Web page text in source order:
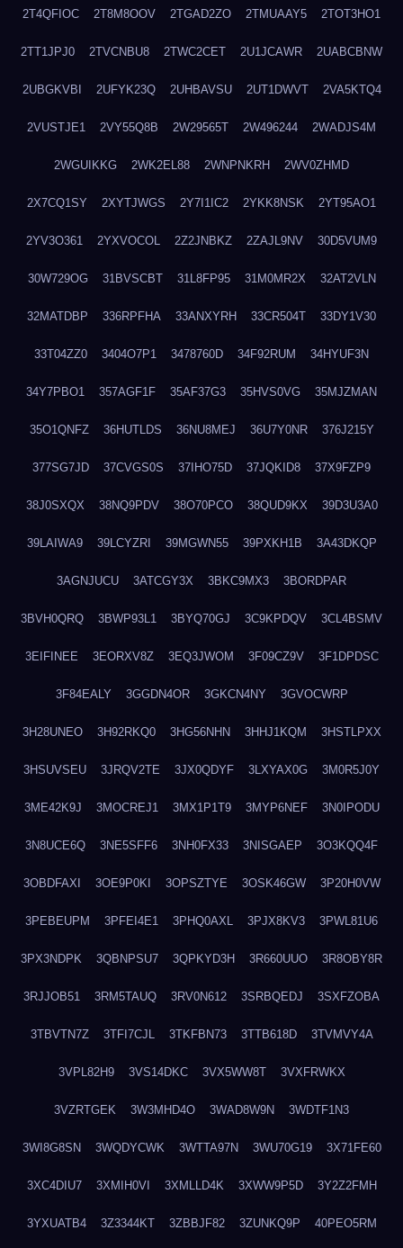
2T4QFIOC 2T8M8OOV 2TGAD2ZO 2TMUAAY5 2TOT3HO1
2TT1JPJ0 2TVCNBU8 2TWC2CET 2U1JCAWR 2UABCBNW
2UBGKVBI 2UFYK23Q 2UHBAVSU 2UT1DWVT 2VA5KTQ4
2VUSTJE1 2VY55Q8B 2W29565T 2W496244 2WADJS4M
2WGUIKKG 2WK2EL88 2WNPNKRH 2WV0ZHMD
2X7CQ1SY 2XYTJWGS 2Y7I1IC2 2YKK8NSK 2YT95AO1
2YV3O361 2YXVOCOL 2Z2JNBKZ 2ZAJL9NV 30D5VUM9
30W729OG 31BVSCBT 31L8FP95 31M0MR2X 32AT2VLN
32MATDBP 336RPFHA 33ANXYRH 33CR504T 33DY1V30
33T04ZZ0 3404O7P1 3478760D 34F92RUM 34HYUF3N
34Y7PBO1 357AGF1F 35AF37G3 35HVS0VG 35MJZMAN
35O1QNFZ 36HUTLDS 36NU8MEJ 36U7Y0NR 376J215Y
377SG7JD 37CVGS0S 37IHO75D 37JQKID8 37X9FZP9
38J0SXQX 38NQ9PDV 38O70PCO 38QUD9KX 39D3U3A0
39LAIWA9 39LCYZRI 39MGWN55 39PXKH1B 3A43DKQP
3AGNJUCU 3ATCGY3X 3BKC9MX3 3BORDPAR
3BVH0QRQ 3BWP93L1 3BYQ70GJ 3C9KPDQV 3CL4BSMV
3EIFINEE 3EORXV8Z 3EQ3JWOM 3F09CZ9V 3F1DPDSC
3F84EALY 3GGDN4OR 3GKCN4NY 3GVOCWRP
3H28UNEO 3H92RKQ0 3HG56NHN 3HHJ1KQM 3HSTLPXX
3HSUVSEU 3JRQV2TE 3JX0QDYF 3LXYAX0G 3M0R5J0Y
3ME42K9J 3MOCREJ1 3MX1P1T9 3MYP6NEF 3N0IPODU
3N8UCE6Q 3NE5SFF6 3NH0FX33 3NISGAEP 3O3KQQ4F
3OBDFAXI 3OE9P0KI 3OPSZTYE 3OSK46GW 3P20H0VW
3PEBEUPM 3PFEI4E1 3PHQ0AXL 3PJX8KV3 3PWL81U6
3PX3NDPK 3QBNPSU7 3QPKYD3H 3R660UUO 3R8OBY8R
3RJJOB51 3RM5TAUQ 3RV0N612 3SRBQEDJ 3SXFZOBA
3TBVTN7Z 3TFI7CJL 3TKFBN73 3TTB618D 3TVMVY4A
3VPL82H9 3VS14DKC 3VX5WW8T 3VXFRWKX
3VZRTGEK 3W3MHD4O 3WAD8W9N 3WDTF1N3
3WI8G8SN 3WQDYCWK 3WTTA97N 3WU70G19 3X71FE60
3XC4DIU7 3XMIH0VI 3XMLLD4K 3XWW9P5D 3Y2Z2FMH
3YXUATB4 3Z3344KT 3ZBBJF82 3ZUNKQ9P 40PEO5RM